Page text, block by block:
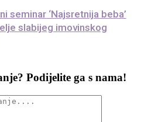
seminar ‘Najsretnija beba’
slabijeg imovinskog
Podijelite ga s nama!